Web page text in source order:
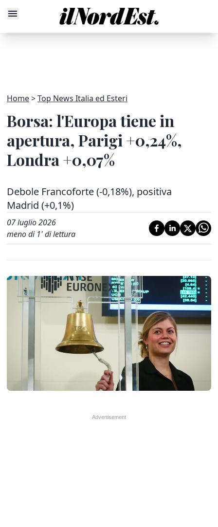
Home Top News Italia ed Esteri
Borsa: l'Europa tiene in
apertura, Parigi +0,24%,
Londra +0,07%
Debole Francoforte (-0,18%), positiva
Madrid (+0,1%)
07 luglio 2026
meno di 1' di lettura